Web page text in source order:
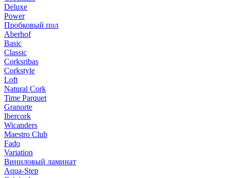
Deluxe
Power
Пробковый пол
Aberhof
Basic
Classic
Corksribas
Corkstyle
Loft
Natural Cork
Time Parquet
Granorte
Ibercork
Wicanders
Мaestro Club
Fado
Variation
Виниловый ламинат
Aqua-Step